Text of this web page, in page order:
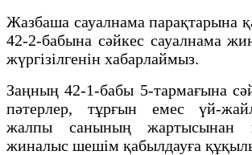
Жазбаша сауалнама парақтарына
42-2-бабына сәйкес сауалнама
жүргізілгенін хабарлаймыз.
Заңның 42-1-бабы 5-тармағына
пәтерлер, тұрғын емес үй-
жалпы санының жартысынан
жиналыс шешім қабылдауға